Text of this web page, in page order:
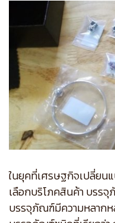
ในยุคที่เศรษฐกิจเปลี่ยน
เลือกบริโภคสินค้า บรร
บรรจุภัณฑ์มีความหลากห